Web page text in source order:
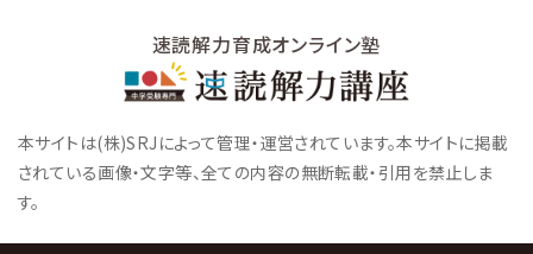
速読解力育成オンライン塾
本サイトは(株)SRJによって管理・運営されています。本サイトに掲載
されている画像・文字等、全ての内容の無断転載・引用を禁止しま
す。